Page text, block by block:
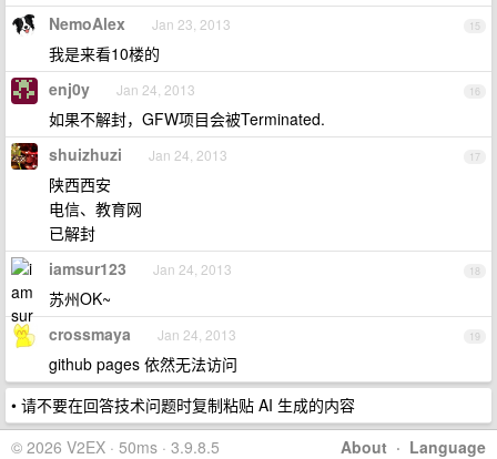
15
NemoAlex Jan 23, 2013
我是来看10楼的
16
enj0y Jan 24, 2013
如果不解封，GFW项目会被Terminated.
17
shuizhuzi Jan 24, 2013
陕西西安
电信、教育网
已解封
18
iamsur123 Jan 24, 2013
苏州OK~
19
crossmaya Jan 24, 2013
github pages 依然无法访问
• 请不要在回答技术问题时复制粘贴 AI 生成的内容
About · Language
© 2026 V2EX · 50ms · 3.9.8.5